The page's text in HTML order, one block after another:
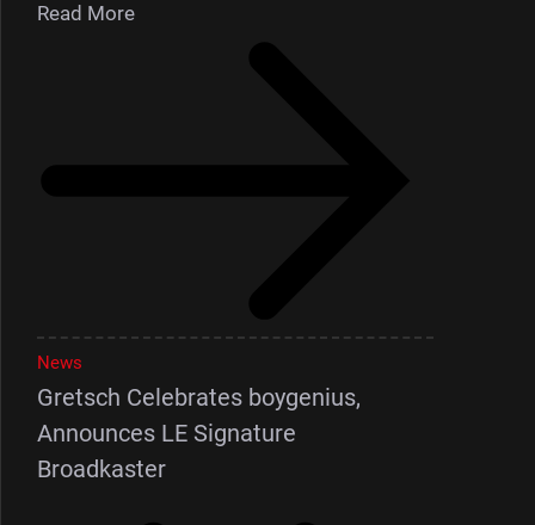
Read More
News
Gretsch Celebrates boygenius,
Announces LE Signature
Broadkaster